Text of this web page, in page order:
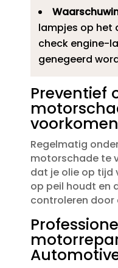
lampjes op het
check engine-
genegeerd
Preventief
voorkomen
Regelmatig
motorschade te
dat je olie op tijd
op peil houdt en
controleren door